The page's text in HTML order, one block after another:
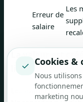
Erreur de
salaire
Les
La valeur est
liste des
Les avantages
✓ Cookies
Nous
marketing